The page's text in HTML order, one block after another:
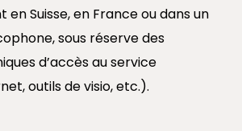
en Suisse, en France ou dans un
sous réserve des
d’accès au service
outils de visio, etc.).